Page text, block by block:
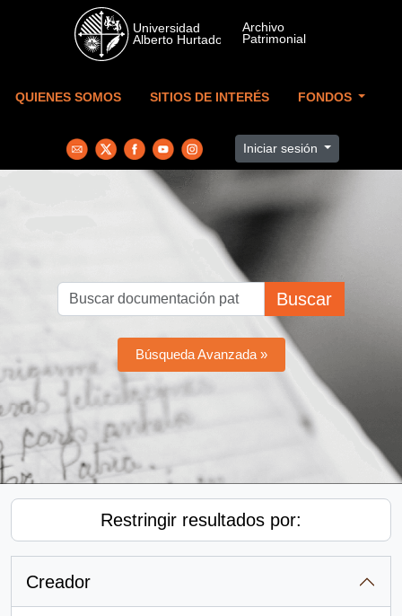
Skip to main content
QUIENES SOMOS SITIOS DE INTERÉS FONDOS
Iniciar sesión
Buscar
Búsqueda Avanzada »
Restringir resultados por:
Creador